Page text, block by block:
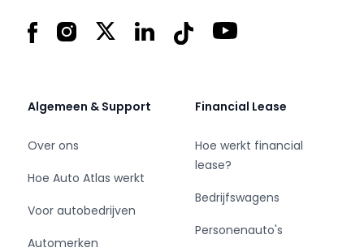
aansluit op uw specifieke wensen en budget.
Volkswagen.
FacebookInstagram
X LinkedInTiktok YouTube
Algemeen & Support
Over ons
Hoe Auto Atlas werkt
Voor autobedrijven
Automerken
Financial Lease
Hoe werkt financial
lease?
Bedrijfswagens
Personenauto's